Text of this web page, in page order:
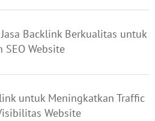
Backlink Berkualitas untuk
SEO Website
untuk Meningkatkan Traffic
Website